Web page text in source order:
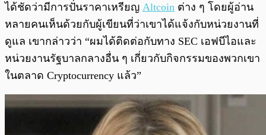
ได้ชัดว่ามีการปั่นราคาเหรียญ Altcoin ต่าง ๆ โดยผู้อ่าน
หลายคนเห็นด้วยกับผู้เขียนที่ว่าเขาได้แจ้งกับหน่วยงานที่
ดูแล เขากล่าวว่า “ผมได้ติดต่อกับทาง SEC เอฟบีไอและ
หน่วยงานรัฐบาลกลางอื่น ๆ เกี่ยวกับกิจกรรมของพวกเขา
ในตลาด Cryptocurrency แล้ว”